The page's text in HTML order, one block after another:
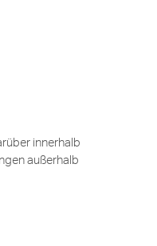
innerhalb
außerhalb